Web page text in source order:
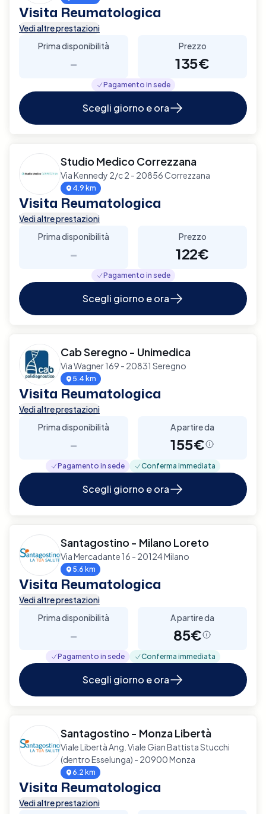
Visita Reumatologica
Vedi altre prestazioni
Prima disponibilità
-
Prezzo
135€
Pagamento in sede
Scegli giorno e ora
Studio Medico Correzzana
Via Kennedy 2/c 2 - 20856 Correzzana
4.9 km
Visita Reumatologica
Vedi altre prestazioni
Prima disponibilità
-
Prezzo
122€
Pagamento in sede
Scegli giorno e ora
Cab Seregno - Unimedica
Via Wagner 169 - 20831 Seregno
5.4 km
Visita Reumatologica
Vedi altre prestazioni
Prima disponibilità
-
A partire da
155€
Pagamento in sede Conferma immediata
Scegli giorno e ora
Santagostino - Milano Loreto
Via Mercadante 16 - 20124 Milano
5.6 km
Visita Reumatologica
Vedi altre prestazioni
Prima disponibilità
-
A partire da
85€
Pagamento in sede Conferma immediata
Scegli giorno e ora
Santagostino - Monza Libertà
Viale Libertà Ang. Viale Gian Battista Stucchi
(dentro Esselunga) - 20900 Monza
6.2 km
Visita Reumatologica
Vedi altre prestazioni